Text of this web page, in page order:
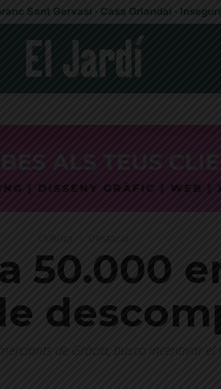
Sant Gervasi · Casa Orlandai ·
Cultura
50.000
de Gràcia, busca incentivar